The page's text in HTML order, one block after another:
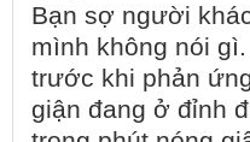
Bạn sợ người
mình không nói
trước khi phản
giận đang ở đỉnh